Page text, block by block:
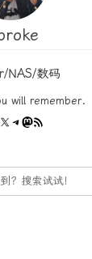
NAS/数码
will remember.
Twitter
Telegram
Mastodon
RSS Feed